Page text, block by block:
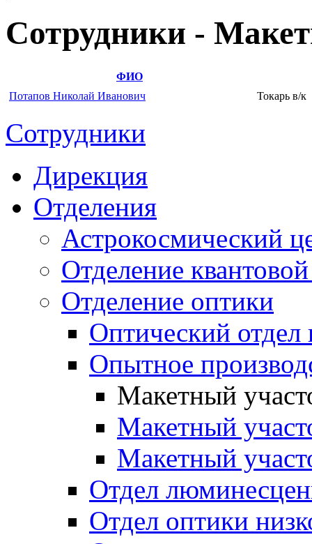
Сотрудники -
ФИО
Потапов Николай Иванович
Токарь в/к
Сотрудники
Дирекция
Отделения
Астрокосмический
Отделение
Отделение оптики
Оптический
Опытное
Макетный
Макетный
Макетный
Отдел
Отдел оптики